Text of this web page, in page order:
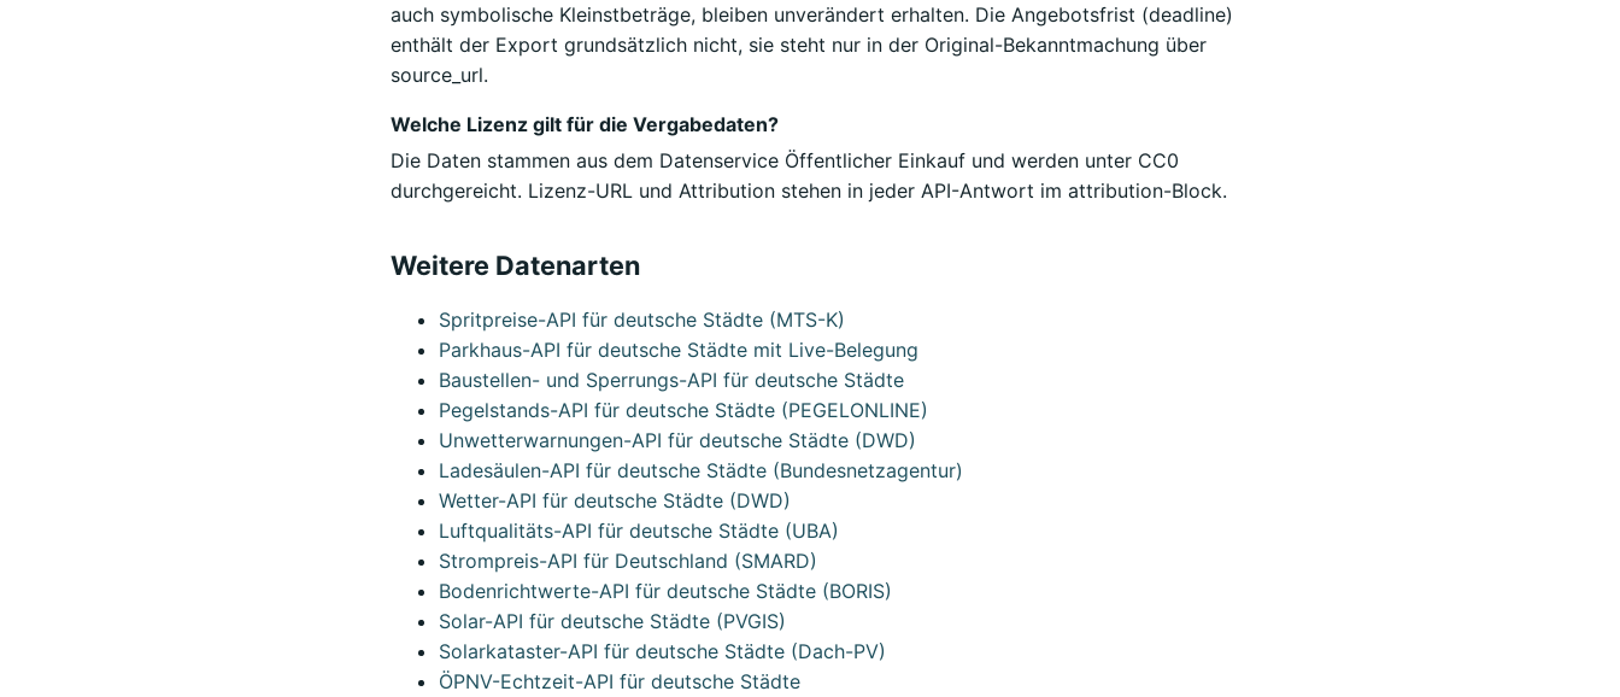
auch symbolische Kleinstbeträge, bleiben unverändert erhalten. Die Angebotsfrist (deadline)
enthält der Export grundsätzlich nicht, sie steht nur in der Original-Bekanntmachung über
source_url.
Welche Lizenz gilt für die Vergabedaten?
Die Daten stammen aus dem Datenservice Öffentlicher Einkauf und werden unter CC0
durchgereicht. Lizenz-URL und Attribution stehen in jeder API-Antwort im attribution-Block.
Weitere Datenarten
Spritpreise-API für deutsche Städte (MTS-K)
Parkhaus-API für deutsche Städte mit Live-Belegung
Baustellen- und Sperrungs-API für deutsche Städte
Pegelstands-API für deutsche Städte (PEGELONLINE)
Unwetterwarnungen-API für deutsche Städte (DWD)
Ladesäulen-API für deutsche Städte (Bundesnetzagentur)
Wetter-API für deutsche Städte (DWD)
Luftqualitäts-API für deutsche Städte (UBA)
Strompreis-API für Deutschland (SMARD)
Bodenrichtwerte-API für deutsche Städte (BORIS)
Solar-API für deutsche Städte (PVGIS)
Solarkataster-API für deutsche Städte (Dach-PV)
ÖPNV-Echtzeit-API für deutsche Städte